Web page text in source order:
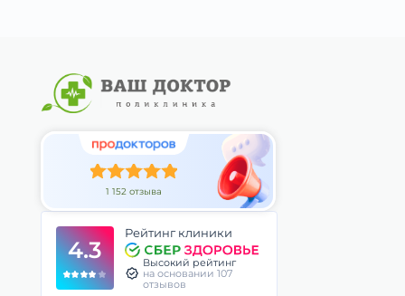
1 152 отзыва
4.3
Рейтинг клиники
Высокий рейтинг
на основании 107
отзывов